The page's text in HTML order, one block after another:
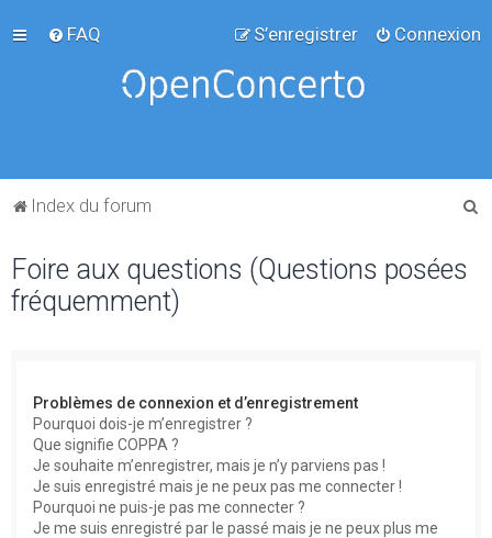
FAQ Connexion
S’enregistrer
Index du forum
Foire aux questions (Questions posées
fréquemment)
Problèmes de connexion et d’enregistrement
Pourquoi dois-je m’enregistrer ?
Que signifie COPPA ?
Je souhaite m’enregistrer, mais je n’y parviens pas !
Je suis enregistré mais je ne peux pas me connecter !
Pourquoi ne puis-je pas me connecter ?
Je me suis enregistré par le passé mais je ne peux plus me